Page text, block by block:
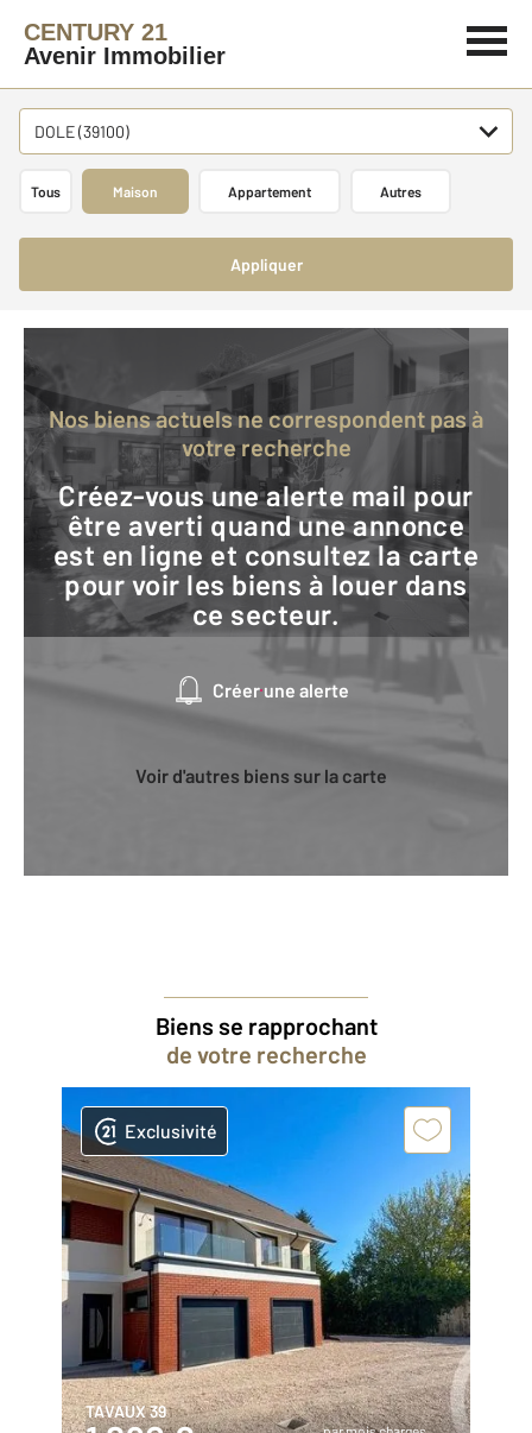
CENTURY 21
Avenir Immobilier
DOLE (39100)
Tous Maison Appartement Autres
Appliquer
Nos biens actuels ne correspondent pas à
votre recherche
Créez-vous une alerte mail pour
être averti quand une annonce
est en ligne et consultez la carte
pour voir les biens à louer dans
ce secteur.
Créer une alerte
Voir d'autres biens sur la carte
Biens se rapprochant
de votre recherche
Exclusivité
TAVAUX 39